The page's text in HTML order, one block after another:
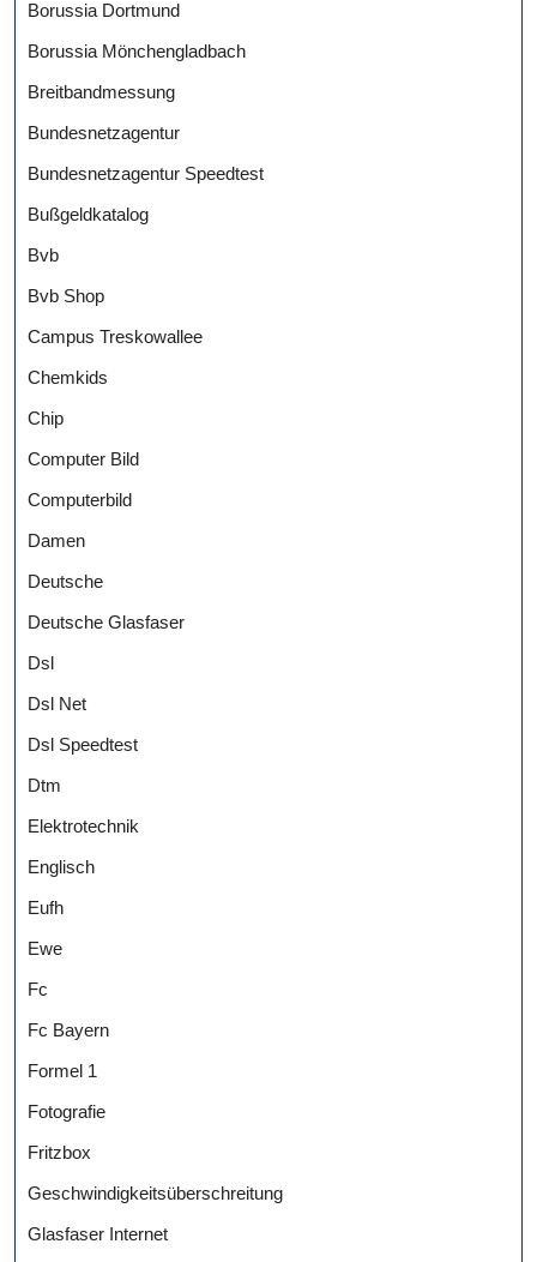
Borussia Dortmund
Borussia Mönchengladbach
Breitbandmessung
Bundesnetzagentur
Bundesnetzagentur Speedtest
Bußgeldkatalog
Bvb
Bvb Shop
Campus Treskowallee
Chemkids
Chip
Computer Bild
Computerbild
Damen
Deutsche
Deutsche Glasfaser
Dsl
Dsl Net
Dsl Speedtest
Dtm
Elektrotechnik
Englisch
Eufh
Ewe
Fc
Fc Bayern
Formel 1
Fotografie
Fritzbox
Geschwindigkeitsüberschreitung
Glasfaser Internet